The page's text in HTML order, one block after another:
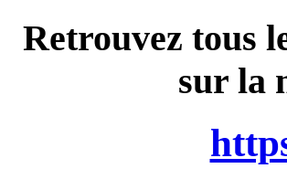
Retrouvez tous
sur la